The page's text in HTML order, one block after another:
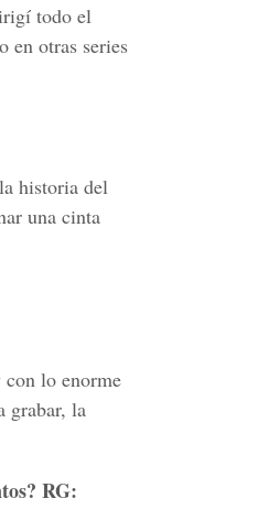
todo el
en otras series
historia del
una cinta
con lo enorme
grabar, la
RG: